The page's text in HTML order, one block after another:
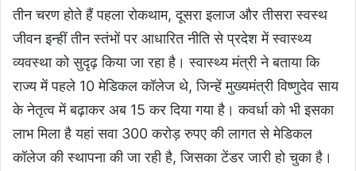
तीन चरण होते हैं पहला रोकथाम, दूसरा इलाज और तीसरा स्वस्थ
जीवन इन्हीं तीन स्तंभों पर आधारित नीति से प्रदेश में स्वास्थ्य
व्यवस्था को सुदृढ़ किया जा रहा है। स्वास्थ्य मंत्री ने बताया कि
राज्य में पहले 10 मेडिकल कॉलेज थे, जिन्हें मुख्यमंत्री विष्णुदेव साय
के नेतृत्व में बढ़ाकर अब 15 कर दिया गया है। कवर्धा को भी इसका
लाभ मिला है यहां सवा 300 करोड़ रुपए की लागत से मेडिकल
कॉलेज की स्थापना की जा रही है, जिसका टेंडर जारी हो चुका है।